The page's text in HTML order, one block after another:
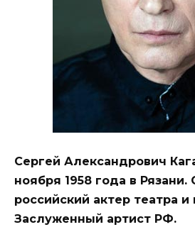
Сергей Александрович
ноября 1958 года в Рязани.
российский актер театра и
Заслуженный артист РФ.